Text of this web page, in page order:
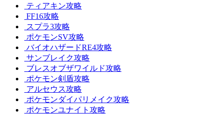
ティアキン攻略
FF16攻略
スプラ3攻略
ポケモンSV攻略
バイオハザードRE4攻略
サンブレイク攻略
ブレスオブザワイルド攻略
ポケモン剣盾攻略
アルセウス攻略
ポケモンダイパリメイク攻略
ポケモンユナイト攻略